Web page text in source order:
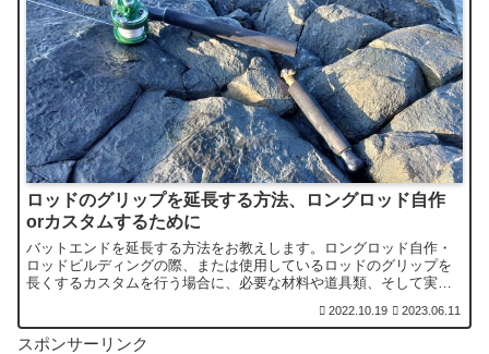
ロッドのグリップを延長する方法、ロングロッド自作
orカスタムするために
バットエンドを延長する方法をお教えします。ロングロッド自作・
ロッドビルディングの際、または使用しているロッドのグリップを
長くするカスタムを行う場合に、必要な材料や道具類、そして実際
2022.10.19 2023.06.11
スポンサーリンク